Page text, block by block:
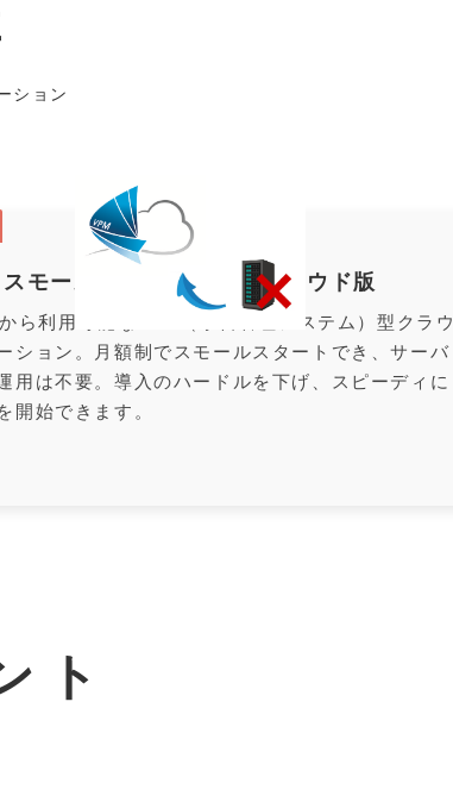
ション
スモールスタート可能なクラウド版
ら利用可能なLMS（学習管理システム）型クラウ
ション。月額制でスモールスタートでき、サーバ
用は不要。導入のハードルを下げ、スピーディに
開始できます。
ト